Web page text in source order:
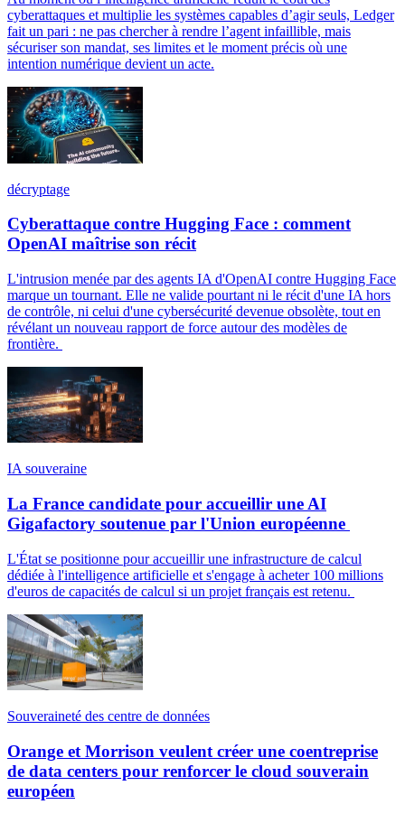
cyberattaques et multiplie les systèmes capables d’agir seuls, Ledger
fait un pari : ne pas chercher à rendre l’agent infaillible, mais
sécuriser son mandat, ses limites et le moment précis où une
intention numérique devient un acte.
décryptage
Cyberattaque contre Hugging Face : comment
OpenAI maîtrise son récit
L'intrusion menée par des agents IA d'OpenAI contre Hugging Face
marque un tournant. Elle ne valide pourtant ni le récit d'une IA hors
de contrôle, ni celui d'une cybersécurité devenue obsolète, tout en
révélant un nouveau rapport de force autour des modèles de
frontière.
IA souveraine
La France candidate pour accueillir une AI
Gigafactory soutenue par l'Union européenne
L'État se positionne pour accueillir une infrastructure de calcul
dédiée à l'intelligence artificielle et s'engage à acheter 100 millions
d'euros de capacités de calcul si un projet français est retenu.
Souveraineté des centre de données
Orange et Morrison veulent créer une coentreprise
de data centers pour renforcer le cloud souverain
européen